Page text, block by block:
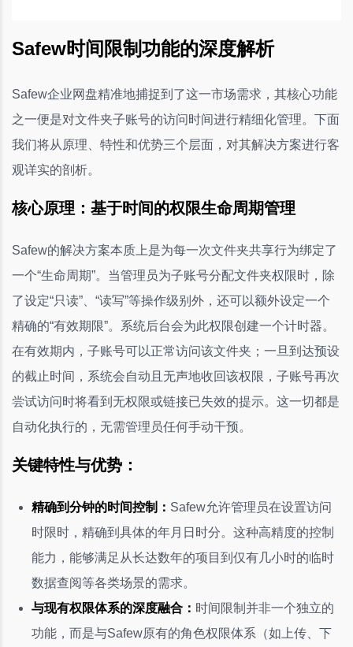
Safew时间限制功能的深度解析
Safew企业网盘精准地捕捉到了这一市场需求，其核心功能
之一便是对文件夹子账号的访问时间进行精细化管理。下面
我们将从原理、特性和优势三个层面，对其解决方案进行客
观详实的剖析。
核心原理：基于时间的权限生命周期管理
Safew的解决方案本质上是为每一次文件夹共享行为绑定了
一个“生命周期”。当管理员为子账号分配文件夹权限时，除
了设定“只读”、“读写”等操作级别外，还可以额外设定一个
精确的“有效期限”。系统后台会为此权限创建一个计时器。
在有效期内，子账号可以正常访问该文件夹；一旦到达预设
的截止时间，系统会自动且无声地收回该权限，子账号再次
尝试访问时将看到无权限或链接已失效的提示。这一切都是
自动化执行的，无需管理员任何手动干预。
关键特性与优势：
精确到分钟的时间控制： Safew允许管理员在设置访问
时限时，精确到具体的年月日时分。这种高精度的控制
能力，能够满足从长达数年的项目到仅有几小时的临时
数据查阅等各类场景的需求。
与现有权限体系的深度融合： 时间限制并非一个独立的
功能，而是与Safew原有的角色权限体系（如上传、下